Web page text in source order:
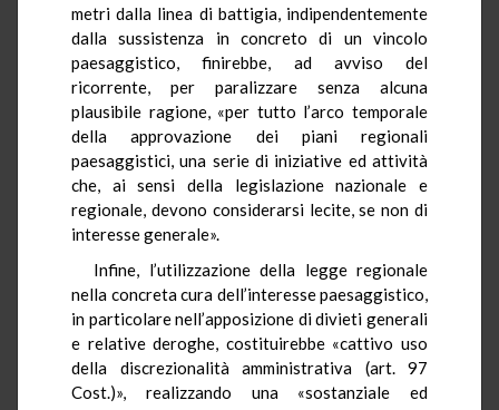
metri dalla linea di battigia, indipendentemente
dalla sussistenza in concreto di un vincolo
paesaggistico, finirebbe, ad avviso del
ricorrente, per paralizzare senza alcuna
plausibile ragione, «per tutto l’arco temporale
della approvazione dei piani regionali
paesaggistici, una serie di iniziative ed attività
che, ai sensi della legislazione nazionale e
regionale, devono considerarsi lecite, se non di
interesse generale».
Infine, l’utilizzazione della legge regionale
nella concreta cura dell’interesse paesaggistico,
in particolare nell’apposizione di divieti generali
e relative deroghe, costituirebbe «cattivo uso
della discrezionalità amministrativa (art. 97
Cost.)», realizzando una «sostanziale ed